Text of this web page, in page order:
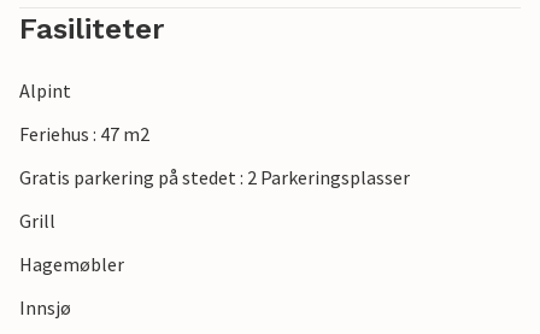
Du kan også ta vakre turer gjennom naturen, bade i
innsjøen eller ta en tur med båten, som er inkludert i
Fasiliteter
Alpint
Feriehus : 47 m2
Gratis parkering på stedet : 2 Parkeringsplasser
Grill
Hagemøbler
Innsjø